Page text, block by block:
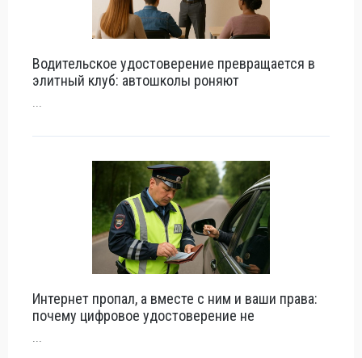
Водительское удостоверение превращается в
элитный клуб: автошколы роняют
...
Интернет пропал, а вместе с ним и ваши права:
почему цифровое удостоверение не
...